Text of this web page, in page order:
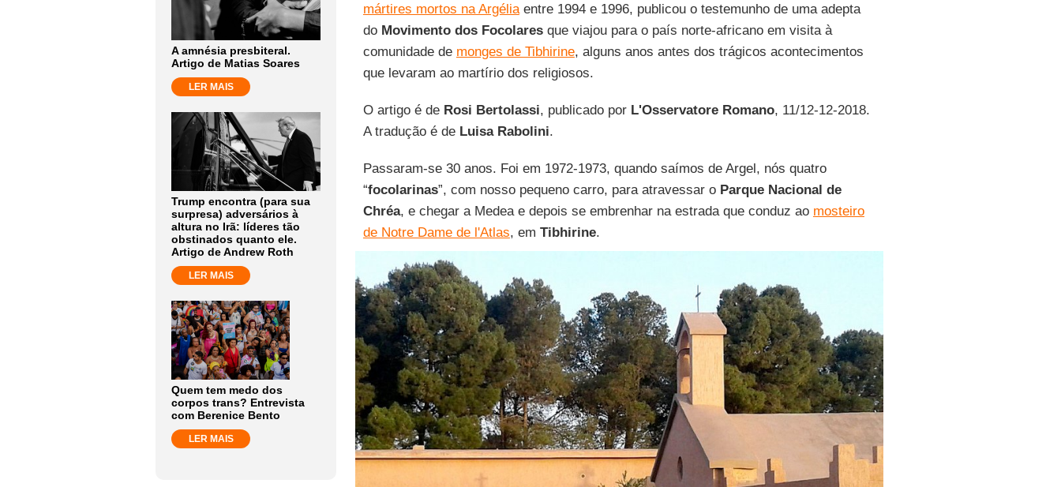
A amnésia presbiteral.
Artigo de Matias Soares
LER MAIS
Trump encontra (para sua
surpresa) adversários à
altura no Irã: líderes tão
obstinados quanto ele.
Artigo de Andrew Roth
LER MAIS
Quem tem medo dos
corpos trans? Entrevista
com Berenice Bento
LER MAIS
mártires mortos na Argéliaentre 1994 e 1996, publicou o testemunho de uma adepta
do Movimento dos Focolaresque viajou para o país norte-africano em visita à
comunidade de monges de Tibhirine, alguns anos antes dos trágicos acontecimentos
que levaram ao martírio dos religiosos.
O artigo é de Rosi Bertolassi, publicado por L'Osservatore Romano, 11/12-12-2018.
A tradução é de Luisa Rabolini.
Passaram-se 30 anos. Foi em 1972-1973, quando saímos de Argel, nós quatro
“focolarinas”, com nosso pequeno carro, para atravessar o Parque Nacional de
Chréa, e chegar a Medea e depois se embrenhar na estrada que conduz ao mosteiro
de Notre Dame de l'Atlas, em Tibhirine.